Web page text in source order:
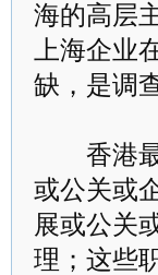
海的高层
上海企业
缺，是调
香港最
或公关或
展或公关
理；这些